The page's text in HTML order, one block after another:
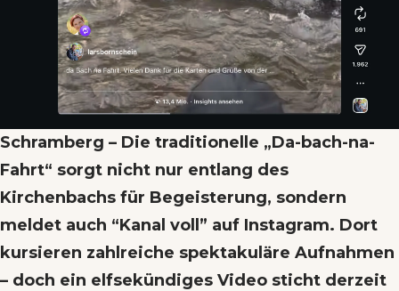
Schramberg – Die traditionelle „Da-bach-na-
Fahrt“ sorgt nicht nur entlang des
Kirchenbachs für Begeisterung, sondern
meldet auch “Kanal voll” auf Instagram. Dort
kursieren zahlreiche spektakuläre Aufnahmen
– doch ein elfsekündiges Video sticht derzeit